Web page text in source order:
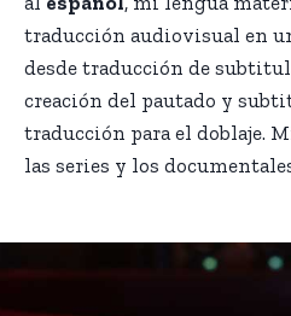
traducción audiovisual en
desde traducción de
creación del pautado y
traducción para el doblaje.
las series y los